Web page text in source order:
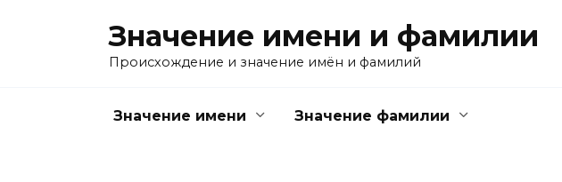
Значение имени и фамилии
Происхождение и значение имён и фамилий
Значение имени Значение фамилии